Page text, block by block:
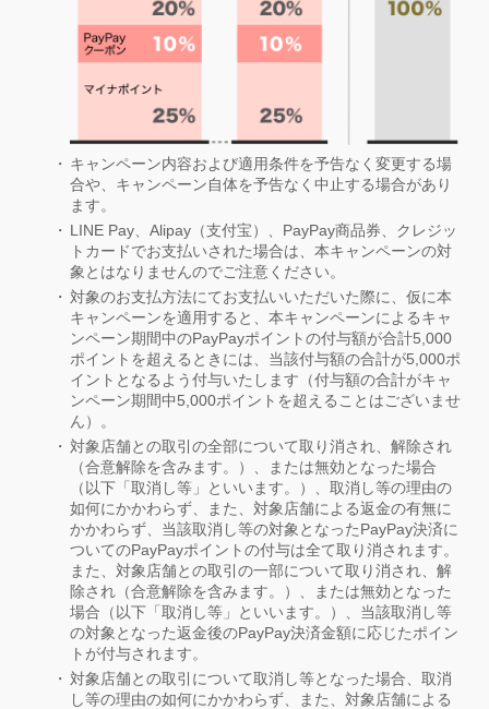
キャンペーン内容および適用条件を予告なく変更する場
合や、キャンペーン自体を予告なく中止する場合があり
ます。
LINE Pay、Alipay（支付宝）、PayPay商品券、クレジッ
トカードでお支払いされた場合は、本キャンペーンの対
象とはなりませんのでご注意ください。
対象のお支払方法にてお支払いいただいた際に、仮に本
キャンペーンを適用すると、本キャンペーンによるキャ
ンペーン期間中のPayPayポイントの付与額が合計5,000
ポイントを超えるときには、当該付与額の合計が5,000ポ
イントとなるよう付与いたします（付与額の合計がキャ
ンペーン期間中5,000ポイントを超えることはございませ
ん）。
対象店舗との取引の全部について取り消され、解除され
（合意解除を含みます。）、または無効となった場合
（以下「取消し等」といいます。）、取消し等の理由の
如何にかかわらず、また、対象店舗による返金の有無に
かかわらず、当該取消し等の対象となったPayPay決済に
ついてのPayPayポイントの付与は全て取り消されます。
また、対象店舗との取引の一部について取り消され、解
除され（合意解除を含みます。）、または無効となった
場合（以下「取消し等」といいます。）、当該取消し等
の対象となった返金後のPayPay決済金額に応じたポイン
トが付与されます。
対象店舗との取引について取消し等となった場合、取消
し等の理由の如何にかかわらず、また、対象店舗による